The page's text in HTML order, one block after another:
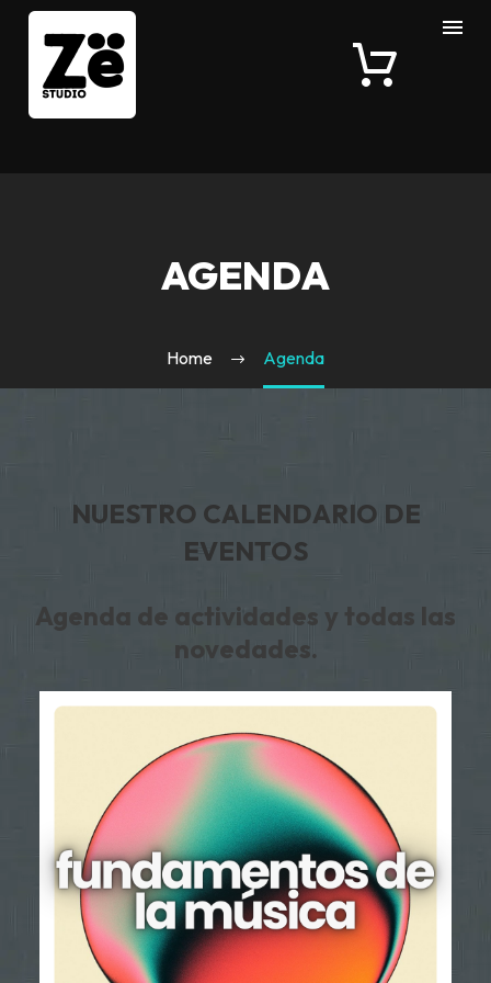
AGENDA
Home Agenda
NUESTRO CALENDARIO DE
EVENTOS
Agenda de actividades y todas las
novedades.